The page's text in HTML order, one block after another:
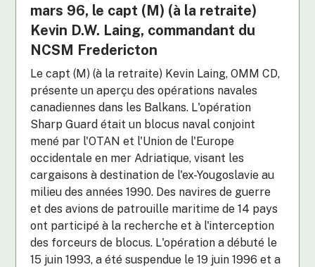
mars 96, le capt (M) (à la retraite)
Kevin D.W. Laing, commandant du
NCSM Fredericton
Le capt (M) (à la retraite) Kevin Laing, OMM CD,
présente un aperçu des opérations navales
canadiennes dans les Balkans. L'opération
Sharp Guard était un blocus naval conjoint
mené par l'OTAN et l'Union de l'Europe
occidentale en mer Adriatique, visant les
cargaisons à destination de l'ex-Yougoslavie au
milieu des années 1990. Des navires de guerre
et des avions de patrouille maritime de 14 pays
ont participé à la recherche et à l'interception
des forceurs de blocus. L'opération a débuté le
15 juin 1993, a été suspendue le 19 juin 1996 et a